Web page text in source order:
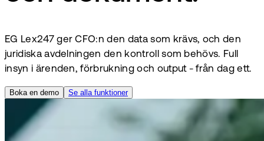
EG Lex247 ger CFO:n den data som krävs, och den
juridiska avdelningen den kontroll som behövs. Full
insyn i ärenden, förbrukning och output - från dag ett.
Boka en demo Se alla funktioner